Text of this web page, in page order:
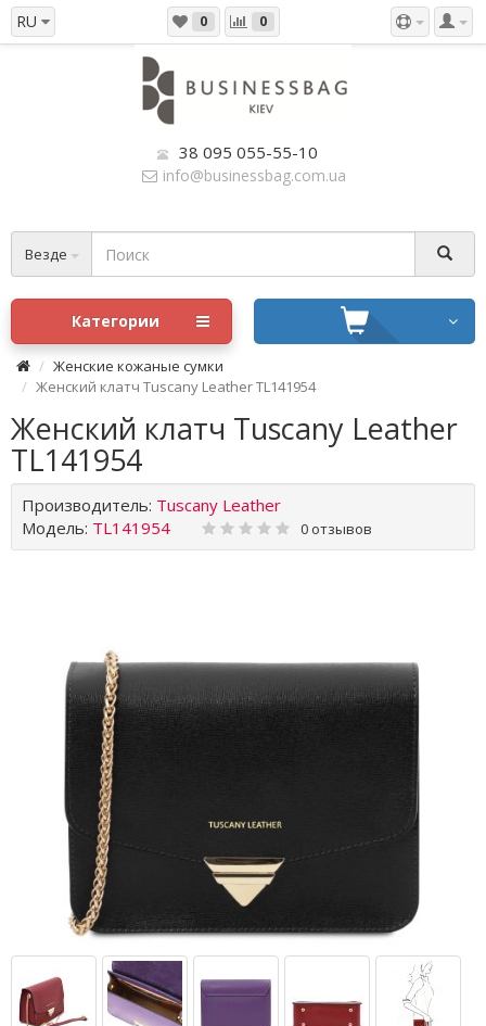
RU 0 0
38 095 055-55-10
info@businessbag.com.ua
Везде
Категории
Женские кожаные сумки
Женский клатч Tuscany Leather TL141954
Женский клатч Tuscany Leather
TL141954
Производитель: Tuscany Leather
Модель: TL141954 0 отзывов